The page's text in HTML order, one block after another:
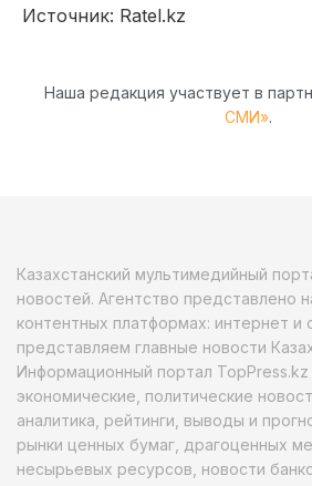
Источник: Ratel.kz
Наша редакция участвует в
СМИ».
Казахстанский мультимедийный
новостей. Агентство представлено
контентных платформах: интернет
представляем главные новости
Информационный портал TopPress.kz
экономические, политические
аналитика, рейтинги, выводы и
рынки ценных бумаг, драгоценных
несырьевых ресурсов, новости